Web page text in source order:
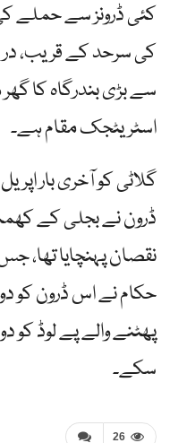
کئی ڈرونز سے حملے
کی سرحد کے قریب،
سے بڑی بندرگاہ کا گھر
اسٹریٹجک مقام ہے۔
گلاٹی کو آخری بار
ڈرون نے بجلی کے
نقصان پہنچایا تھا،
حکام نے اس ڈرون کو
پھٹنے والے پے لوڈ کو
سکے۔
26